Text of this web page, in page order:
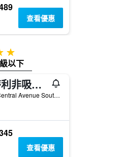
查看優惠
2星級
以下
蒙特利非吸煙者汽車旅館 - 阿爾布奎克
2402 Central Avenue Southwest, 阿布奎基, NM, 美國
查看優惠